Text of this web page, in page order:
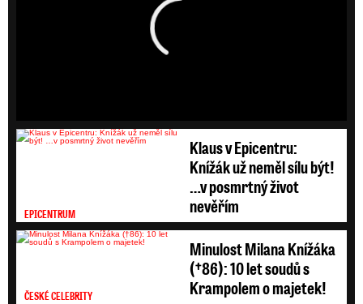
EPICENTRUM
Klaus v Epicentru:
Knížák už neměl sílu být!
…v posmrtný život
nevěřím
ČESKÉ CELEBRITY
Minulost Milana Knížáka
(†86): 10 let soudů s
Krampolem o majetek!